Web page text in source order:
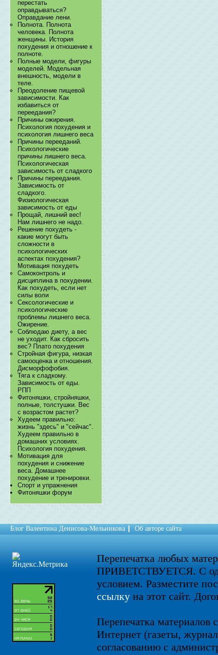
перестать
оправдываться?
Оправдание лени.
Полнота. Полнота
человека. Полнота
женщины. История
похудения и отношение к
полноте.
Полные модели, фигуры
моделей. Модельная
внешность, модели в
теле.
Преодоление пищевой
зависимости. Как
избавиться от
переедания?
Причины ожирения.
Психология похудения и
психология лишнего веса
Причины перееданий.
Психологические
причины лишнего веса.
Психологическая
зависимость от сладкого
Причины переедания.
Зависимость от
сладкого.
Физиологическая
зависимость от еды
Прощай, лишний вес!
Нам лишнего не надо.
Решение похудеть -
какие могут быть
сложности в
психологических
аспектах похудения?
Мотивация похудеть
Самоконтроль и
дисциплина в похудении.
Как похудеть, если нет
силы воли
Сексологические и
психологические
проблемы лишнего веса.
Ожирение.
Соблюдаю диету, а вес
не уходит. Как сбросить
вес? Плато похудения
Стройная фигура, низкая
самооценка и отношения.
Дисморфофобия.
Тяга к сладкому.
Зависимость от еды.
РПП
Фитоняшки, стройняшки,
полные, толстушки. Вес
с возрастом растет?
Худеем правильно:
жизнь "здесь" и "сейчас".
Худеем правильно в
домашних условиях.
Психология похудения.
​Мотивация для
похудения и снижение
веса. Домашнее
похудение и тренировки.
Спорт и упражнения
Фитоняшки форум
Блог Валентина Денисова-Мельникова Об авторе сайта
Перепечатка любых
ПРИВЕТСТВУЕТСЯ. С
условием. Разместите
ссылкуна этот сайт.
Перепечатка материалов
Интернет (газеты,
согласованию с